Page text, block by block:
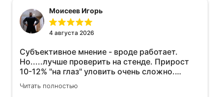
Моисеев Игорь
4 августа 2026
Субъективное мнение - вроде работает.
Но.....лучше проверить на стенде. Прирост
10-12% "на глаз" уловить очень сложно.
Покатаюсь, потом отключу и посмотрю, что
будет 😁.
Читать полностью